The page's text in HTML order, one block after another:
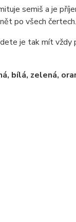
semiš a je
po všech čertech.
je tak mít vždy
bílá, zelená,